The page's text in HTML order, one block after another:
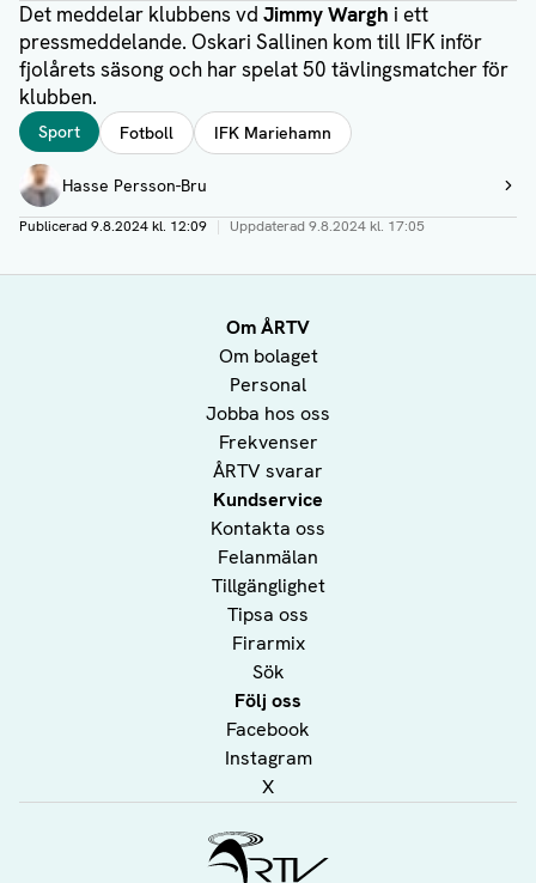
Det meddelar klubbens vd Jimmy Wargh i ett
pressmeddelande. Oskari Sallinen kom till IFK inför
fjolårets säsong och har spelat 50 tävlingsmatcher för
klubben.
Taggar
Sport Fotboll IFK Mariehamn
Författare
Hasse Persson-Bru
Visa profil
Publicerad9.8.2024 kl. 12:09 | Uppdaterad9.8.2024 kl. 17:05
Om ÅRTV
Om bolaget
Personal
Jobba hos oss
Frekvenser
ÅRTV svarar
Kundservice
Kontakta oss
Felanmälan
Tillgänglighet
Tipsa oss
Firarmix
Sök
Följ oss
Facebook
Instagram
X